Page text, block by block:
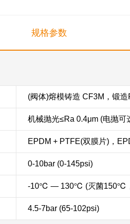
规格参数
(阀体)熔模铸造 CF3M，锻
机械抛光≤Ra 0.4μm (电抛可
EPDM + PTFE(双膜片)，
0-10bar (0-145psi)
-10℃ — 130℃ (灭菌150℃
4.5-7bar (65-102psi)